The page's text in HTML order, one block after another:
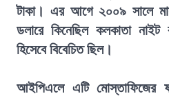
টাকা। এর আগে ২০০৯ সালে
ডলারে কিনেছিল কলকাতা নাইট
হিসেবে বিবেচিত ছিল।
আইপিএলে এটি মোস্তাফিজের